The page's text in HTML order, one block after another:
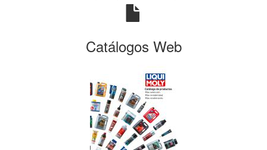
Catálogos Web